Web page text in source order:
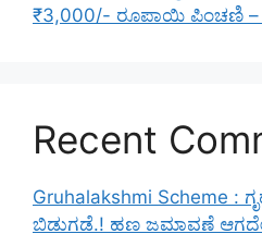
₹3,000/- ರೂಪಾಯಿ ಪಿಂಚಣಿ
Recent
Gruhalakshmi Scheme :
ಬಿಡುಗಡೆ.! ಹಣ ಜಮಾವಣೆ